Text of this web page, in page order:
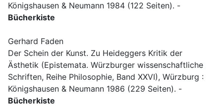
Königshausen & Neumann 1984 (122 Seiten). -
Bücherkiste
Gerhard Faden
Der Schein der Kunst. Zu Heideggers Kritik der
Ästhetik (Epistemata. Würzburger wissenschaftliche
Schriften, Reihe Philosophie, Band XXVI), Würzburg :
Königshausen & Neumann 1986 (229 Seiten). -
Bücherkiste